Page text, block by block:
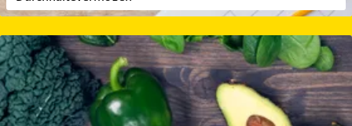
Die Alkaline-Diät: Was ist das und funktioniert sie wirklich?